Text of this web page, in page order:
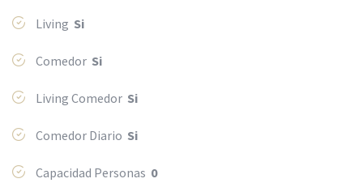
Living Si
Comedor Si
Living Comedor Si
Comedor Diario Si
Capacidad Personas 0